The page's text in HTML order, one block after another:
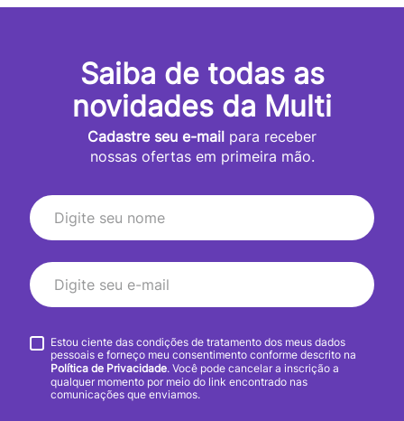
Saiba de todas as
novidades da Multi
Cadastre seu e-mail para receber
nossas ofertas em primeira mão.
Estou ciente das condições de tratamento dos meus dados
pessoais e forneço meu consentimento conforme descrito na
Política de Privacidade. Você pode cancelar a inscrição a
qualquer momento por meio do link encontrado nas
comunicações que enviamos.